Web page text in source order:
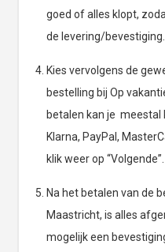
goed of alles klopt,
de levering/bevestiging.
Kies vervolgens de
bestelling bij Op
betalen kan je meestal
Klarna, PayPal,
klik weer op “Volgende”.
Na het betalen van de
Maastricht, is alles
mogelijk een